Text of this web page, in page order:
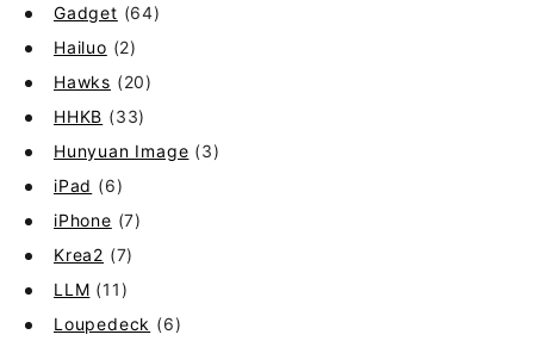
Gadget (64)
Hailuo (2)
Hawks (20)
HHKB (33)
Hunyuan Image (3)
iPad (6)
iPhone (7)
Krea2 (7)
LLM (11)
Loupedeck (6)